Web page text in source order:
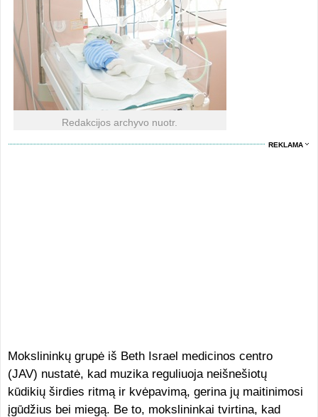
Redakcijos archyvo nuotr.
REKLAMA
Mokslininkų grupė iš Beth Israel medicinos centro
(JAV) nustatė, kad muzika reguliuoja neišnešiotų
kūdikių širdies ritmą ir kvėpavimą, gerina jų maitinimosi
įgūdžius bei miegą. Be to, mokslininkai tvirtina, kad